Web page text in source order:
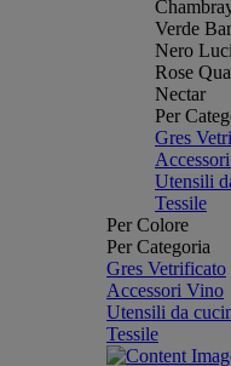
Verde
Nero
Rose
Nectar
Per
Gres
Utensili
Tessile
Per Colore
Per Categoria
Gres Vetrificato
Accessori Vino
Utensili da
Tessile